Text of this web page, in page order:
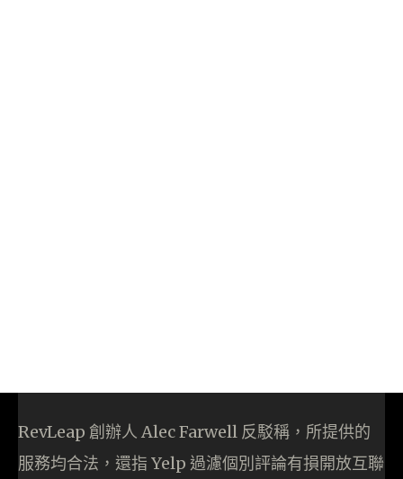
RevLeap 創辦人 Alec Farwell 反駁稱，所提供的
服務均合法，還指 Yelp 過濾個別評論有損開放互聯